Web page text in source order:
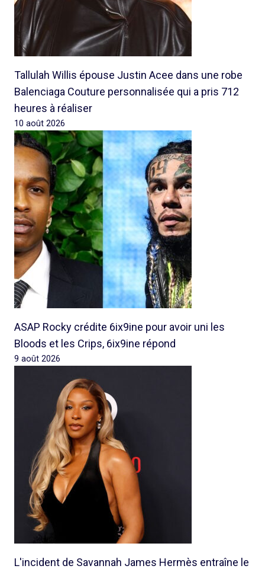
Tallulah Willis épouse Justin Acee dans une robe
Balenciaga Couture personnalisée qui a pris 712
heures à réaliser
10 août 2026
ASAP Rocky crédite 6ix9ine pour avoir uni les
Bloods et les Crips, 6ix9ine répond
9 août 2026
L'incident de Savannah James Hermès entraîne le